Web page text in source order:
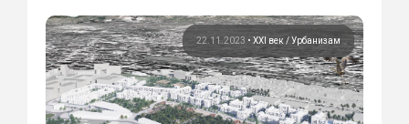
22.11.2023 • XXI век Урбанизам